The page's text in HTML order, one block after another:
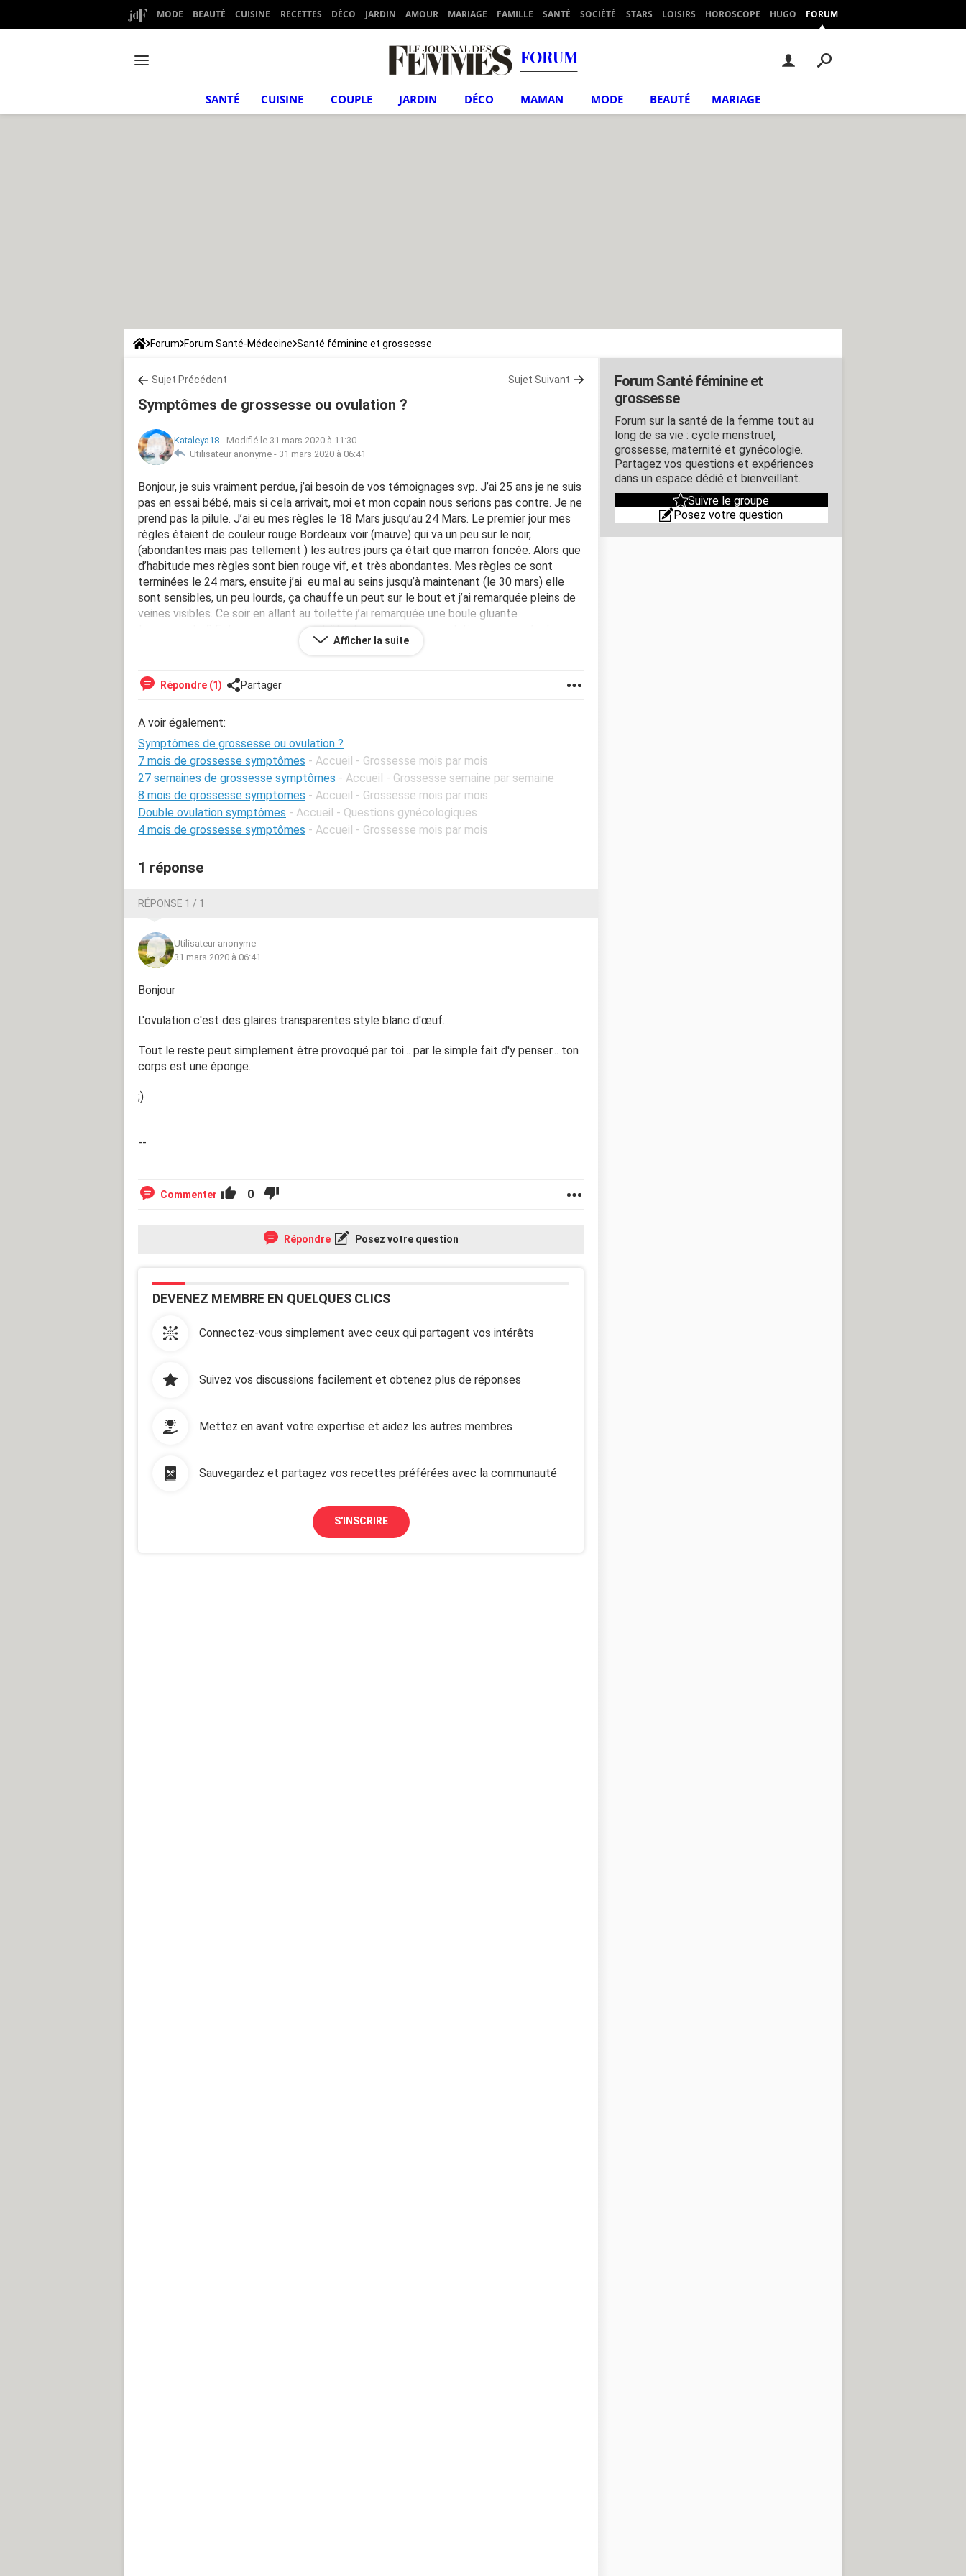
MODE BEAUTÉ CUISINE RECETTES DÉCO JARDIN AMOUR MARIAGE FAMILLE SANTÉ SOCIÉTÉ STARS LOISIRS HOROSCOPE HUGO FORUM
FORUM
SANTÉ CUISINE COUPLE JARDIN DÉCO MAMAN MODE BEAUTÉ MARIAGE
Forum Forum Santé-Médecine Santé féminine et grossesse
Sujet Précédent Sujet Suivant
Symptômes de grossesse ou ovulation ?
Kataleya18 - Modifié le 31 mars 2020 à 11:30
Utilisateur anonyme - 31 mars 2020 à 06:41
Bonjour, je suis vraiment perdue, j’ai besoin de vos témoignages svp. J’ai 25 ans je ne suis
pas en essai bébé, mais si cela arrivait, moi et mon copain nous serions pas contre. Je ne
prend pas la pilule. J’ai eu mes règles le 18 Mars jusqu’au 24 Mars. Le premier jour mes
règles étaient de couleur rouge Bordeaux voir (mauve) qui va un peu sur le noir,
(abondantes mais pas tellement ) les autres jours ça était que marron foncée. Alors que
d’habitude mes règles sont bien rouge vif, et très abondantes. Mes règles ce sont
terminées le 24 mars, ensuite j’ai eu mal au seins jusqu’à maintenant (le 30 mars) elle
sont sensibles, un peu lourds, ça chauffe un peut sur le bout et j’ai remarquée pleins de
veines visibles. Ce soir en allant au toilette j’ai remarquée une boule gluante
transparente ? Est ce que ça pourrait être le signe de mon ovulation mais ce n’est pas
un peu trop tot ? J’aimerais savoir ce qui m’arrive ? En sachant que je n’ai jamais eu mal
digestifs ( ballonnements, gaz, après manger j’ai comme l’impression que la nourriture a
envie de ressortir). Merci à celle qui me répondra
Afficher la suite
Répondre (1) Partager
A voir également:
Symptômes de grossesse ou ovulation ?
7 mois de grossesse symptômes - Accueil - Grossesse mois par mois
27 semaines de grossesse symptômes - Accueil - Grossesse semaine par semaine
8 mois de grossesse symptomes - Accueil - Grossesse mois par mois
Double ovulation symptômes - Accueil - Questions gynécologiques
4 mois de grossesse symptômes - Accueil - Grossesse mois par mois
1 réponse
RÉPONSE 1 / 1
Utilisateur anonyme
31 mars 2020 à 06:41
Bonjour
L'ovulation c'est des glaires transparentes style blanc d'œuf...
Tout le reste peut simplement être provoqué par toi... par le simple fait d'y penser... ton
corps est une éponge.
;)
--
Commenter 0
Répondre Posez votre question
DEVENEZ MEMBRE EN QUELQUES CLICS
Connectez-vous simplement avec ceux qui partagent vos intérêts
Suivez vos discussions facilement et obtenez plus de réponses
Mettez en avant votre expertise et aidez les autres membres
Sauvegardez et partagez vos recettes préférées avec la communauté
S'INSCRIRE
Forum Santé féminine et
grossesse
Forum sur la santé de la femme tout au
long de sa vie : cycle menstruel,
grossesse, maternité et gynécologie.
Partagez vos questions et expériences
dans un espace dédié et bienveillant.
Suivre le groupe
Posez votre question